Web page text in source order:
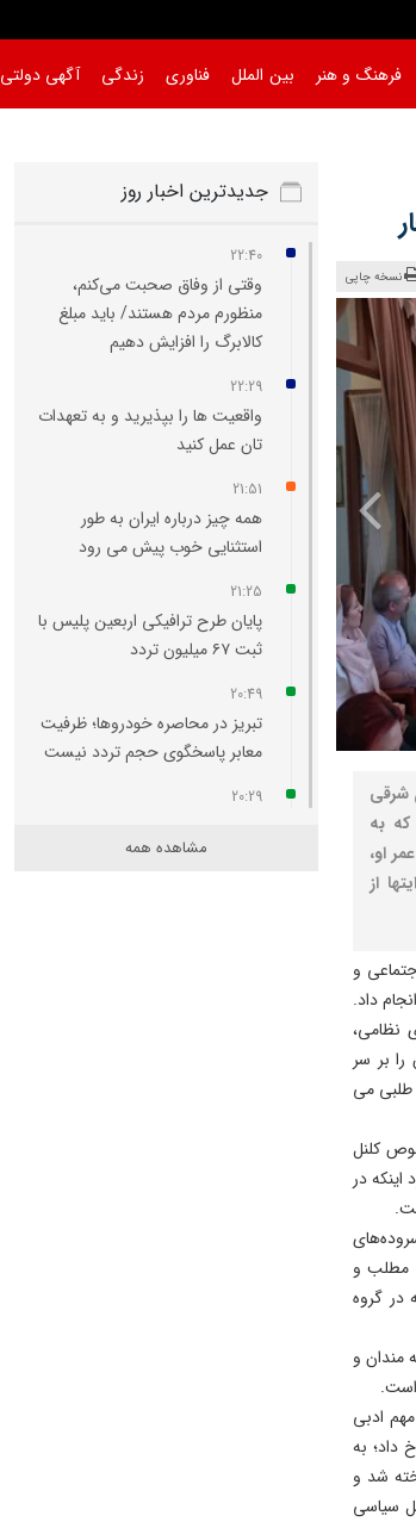
فرهنگ و هنر بین الملل فناوری زندگی آگهی دولتی
نسخه چاپی
شرقی
به
او،
از
و
داد.
نظامی،
بر سر
طلبی می
کلنل
در
مطلب و
در گروه
مندان و
است.
ادبی
داد؛ به
شد و
سیاسی
جدیدترین اخبار روز
22:40
وقتی از وفاق صحبت می‌کنم،
منظورم مردم هستند/ باید مبلغ
کالابرگ را افزایش دهیم
22:29
واقعیت‌ ها را بپذیرید و به تعهدات‌
تان عمل کنید
21:51
همه چیز درباره ایران به طور
استثنایی خوب پیش می‌ رود
21:25
پایان طرح ترافیکی اربعین پلیس با
ثبت ۶۷ میلیون تردد
20:49
تبریز در محاصره خودروها؛ ظرفیت
معابر پاسخگوی حجم تردد نیست
20:29
محله لک‌ لکلر تبریز مهار شد
مشاهده همه